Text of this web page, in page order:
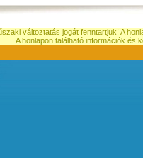
változtatás jogát fenntartjuk! A
A honlapon található információk és